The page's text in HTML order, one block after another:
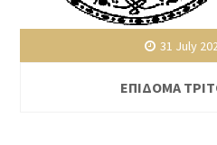
31 July
ΕΠΙΔΟΜΑ